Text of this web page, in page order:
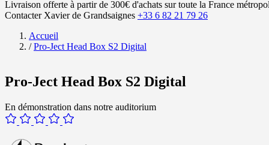
Livraison offerte à partir de 300€ d'achats sur toute la France
Contacter Xavier de Grandsaignes +33 6 82 21 79 26
Accueil
/ Pro-Ject Head Box S2 Digital
Pro-Ject Head Box S2 Digital
En démonstration dans notre auditorium